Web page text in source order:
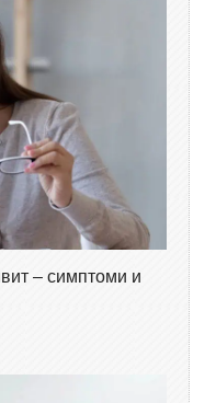
– симптоми и